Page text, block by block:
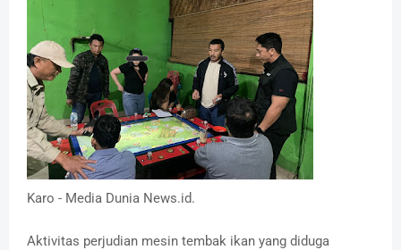
Karo - Media Dunia News.id.
Aktivitas perjudian mesin tembak ikan yang diduga